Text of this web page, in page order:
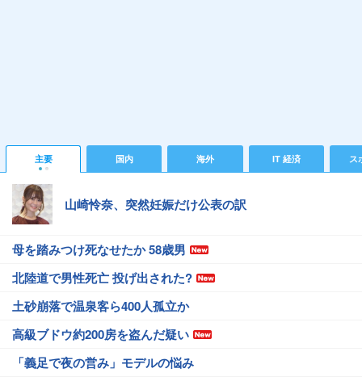
主要 国内 海外 IT 経済 ス
山崎怜奈、突然妊娠だけ公表の訳
母を踏みつけ死なせたか 58歳男
北陸道で男性死亡 投げ出された?
土砂崩落で温泉客ら400人孤立か
高級ブドウ約200房を盗んだ疑い
「義足で夜の営み」モデルの悩み